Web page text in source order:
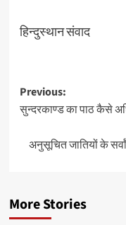
हिन्दुस्थान संवाद
Post
navigation
Previous:
सुन्दरकाण्ड का पाठ कैसे
अनुसूचित जातियों के
More Stories